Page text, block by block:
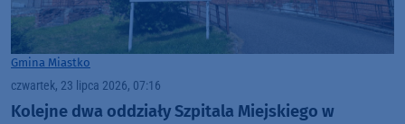
Gmina Miastko
czwartek, 23 lipca 2026, 07:16
Kolejne dwa oddziały Szpitala Miejskiego w